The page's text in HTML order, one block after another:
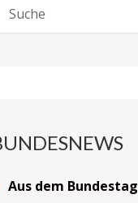
Aus dem Bundestag